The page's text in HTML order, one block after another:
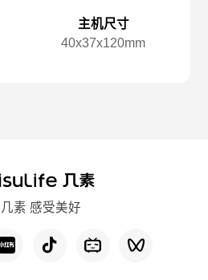
主机尺寸
40x️37x️120mm
素 感受美好